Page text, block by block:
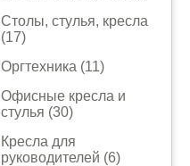
Столы, стулья, кресла
(17)
Оргтехника (11)
Офисные кресла и
стулья (30)
Кресла для
руководителей (6)